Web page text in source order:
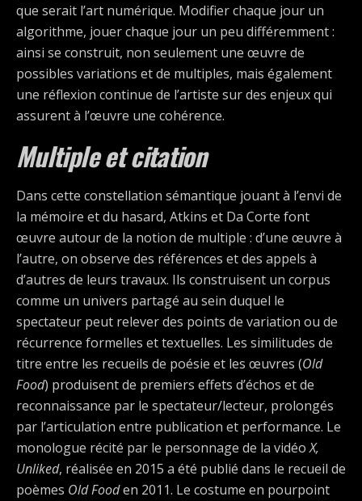
que serait l’art numérique. Modifier chaque jour un
algorithme, jouer chaque jour un peu différemment :
ainsi se construit, non seulement une œuvre de
possibles variations et de multiples, mais également
une réflexion continue de l’artiste sur des enjeux qui
assurent à l’œuvre une cohérence.
Multiple et citation
Dans cette constellation sémantique jouant à l’envi de
la mémoire et du hasard, Atkins et Da Corte font
œuvre autour de la notion de multiple : d’une œuvre à
l’autre, on observe des références et des appels à
d’autres de leurs travaux. Ils construisent un corpus
comme un univers partagé au sein duquel le
spectateur peut relever des points de variation ou de
récurrence formelles et textuelles. Les similitudes de
titre entre les recueils de poésie et les œuvres (Old
Food) produisent de premiers effets d’échos et de
reconnaissance par le spectateur/lecteur, prolongés
par l’articulation entre publication et performance. Le
monologue récité par le personnage de la vidéoX,
Unliked, réalisée en 2015 a été publié dans le recueil de
poèmes Old Fooden 2011. Le costume en pourpoint